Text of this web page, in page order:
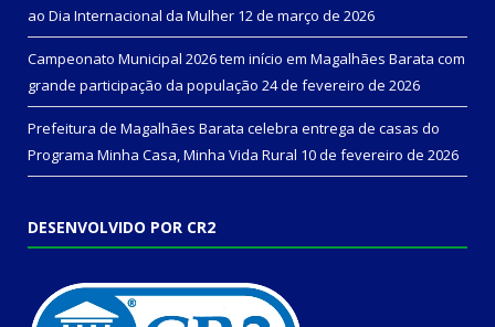
ao Dia Internacional da Mulher 12 de março de 2026
Campeonato Municipal 2026 tem início em Magalhães Barata com
grande participação da população 24 de fevereiro de 2026
Prefeitura de Magalhães Barata celebra entrega de casas do
Programa Minha Casa, Minha Vida Rural 10 de fevereiro de 2026
DESENVOLVIDO POR CR2